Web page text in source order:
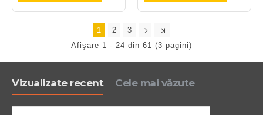
1 2
3
Afişare 1 - 24 din 61 (3 pagini)
Vizualizate recent Cele mai văzute